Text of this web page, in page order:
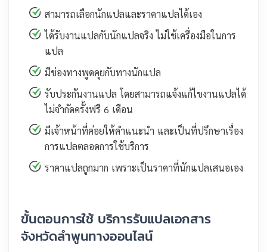
สามารถเลือกนักแปลและราคาแปลได้เอง
ได้รับงานแปลกับนักแปลจริง ไม่ใช้เครื่องมือในการ
แปล
มีช่องทางพูดคุยกับทางนักแปล
รับประกันงานแปล โดยสามารถแจ้งแก้ไขงานแปลได้
ไม่จำกัดครั้งฟรี 6 เดือน
มีเจ้าหน้าที่ค่อยให้คำแนะนำ และเป็นที่ปรึกษาเรื่อง
การแปลตลอดการใช้บริการ
ราคาแปลถูกมาก เพราะเป็นราคาที่นักแปลเสนอเอง
ขั้นตอนการใช้ บริการรับแปลเอกสาร
จังหวัดลำพูนทางออนไลน์